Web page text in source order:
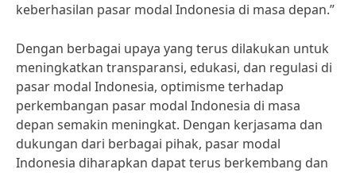
keberhasilan pasar modal Indonesia di masa depan.”
Dengan berbagai upaya yang terus dilakukan untuk
meningkatkan transparansi, edukasi, dan regulasi di
pasar modal Indonesia, optimisme terhadap
perkembangan pasar modal Indonesia di masa
depan semakin meningkat. Dengan kerjasama dan
dukungan dari berbagai pihak, pasar modal
Indonesia diharapkan dapat terus berkembang dan